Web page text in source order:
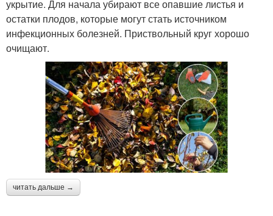
укрытие. Для начала убирают все опавшие листья и
остатки плодов, которые могут стать источником
инфекционных болезней. Приствольный круг хорошо
очищают.
читать дальше →